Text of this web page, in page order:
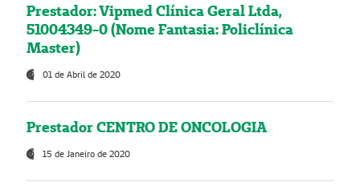
Prestador: Vipmed Clínica Geral Ltda,
51004349-0 (Nome Fantasia: Policlínica
Master)
01 de Abril de 2020
Prestador CENTRO DE ONCOLOGIA
15 de Janeiro de 2020